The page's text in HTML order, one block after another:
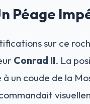
Péage
sur ce
Conrad II. La
à un coude de la